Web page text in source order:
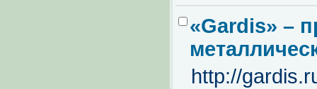
«Gardis» –
http://